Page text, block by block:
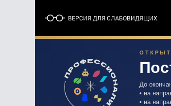
ВЕРСИЯ ДЛЯ СЛАБОВИДЯЩИХ
До
• на
• на